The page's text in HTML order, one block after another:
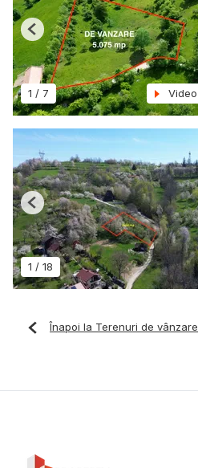
1 / 7 Video
Previous
1 / 18
Previous
Înapoi la Terenuri de vânzare